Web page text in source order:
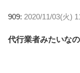
909: 2020/11/03(火)
代行業者みたいな